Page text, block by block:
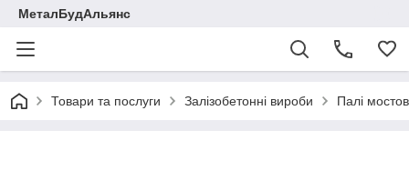
МеталБудАльянс
Товари та послуги Залізобетонні вироби Палі